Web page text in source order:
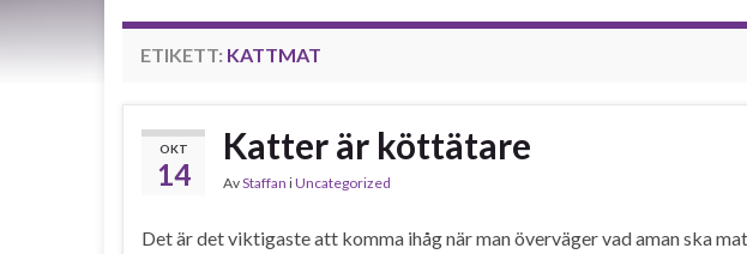
ETIKETT: KATTMAT
OKT
14
Katter är köttätare
AvStaffan iUncategorized
Det är det viktigaste att komma ihåg när man överväger vad aman ska